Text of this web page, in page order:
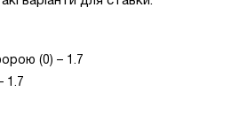
(0) – 1.7
1.7